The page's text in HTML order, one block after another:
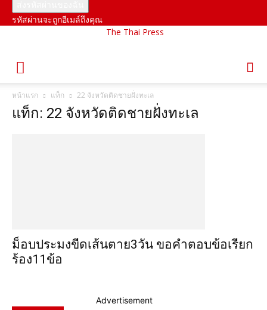
รหัสผ่านจะถูกอีเมล์ถึงคุณ
The Thai Press
หน้าแรก แท็ก 22 จังหวัดติดชายฝั่งทะเล
แท็ก: 22 จังหวัดติดชายฝั่งทะเล
ม็อบประมงขีดเส้นตาย3วัน ขอคำตอบข้อเรียก
ร้อง11ข้อ
Advertisement